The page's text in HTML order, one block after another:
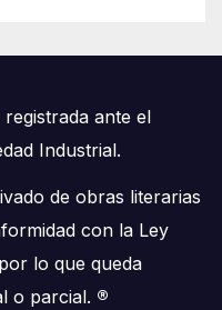
ante el
Industrial.
de obras literarias
con la Ley
lo que queda
o parcial. ®